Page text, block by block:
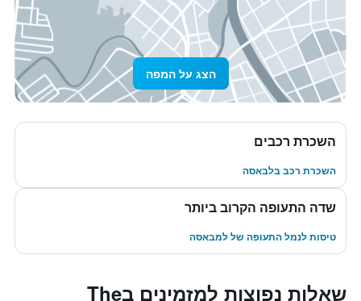
הצג על המפה
השכרת רכבים
השכרת רכב בלבאסה
שדה התעופה הקרוב ביותר
טיסות לנמל התעופה של למבאסה
שאלות נפוצות למזמינים בThe